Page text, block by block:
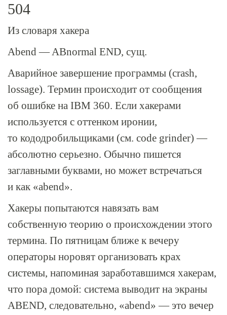
504
Из словаря хакера
Abend — ABnormal END, сущ.
Аварийное завершение программы (crash,
lossage). Термин происходит от сообщения
об ошибке на IBM 360. Если хакерами
используется с оттенком иронии,
то кододробильщиками (см. code grinder) —
абсолютно серьезно. Обычно пишется
заглавными буквами, но может встречаться
и как «abend».
Хакеры попытаются навязать вам
собственную теорию о происхождении этого
термина. По пятницам ближе к вечеру
операторы норовят организовать крах
системы, напоминая заработавшимся хакерам,
что пора домой: система выводит на экраны
ABEND, следовательно, «abend» — это вечер